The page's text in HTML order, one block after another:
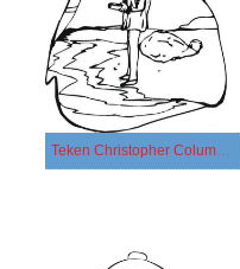
Teken Christopher Columbus